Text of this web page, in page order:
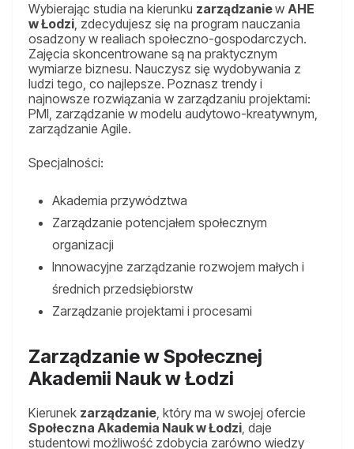
Wybierając studia na kierunku zarządzaniew AHE
w Łodzi, zdecydujesz się na program nauczania
osadzony w realiach społeczno-gospodarczych.
Zajęcia skoncentrowane są na praktycznym
wymiarze biznesu. Nauczysz się wydobywania z
ludzi tego, co najlepsze. Poznasz trendy i
najnowsze rozwiązania w zarządzaniu projektami:
PMI, zarządzanie w modelu audytowo-kreatywnym,
zarządzanie Agile.
Specjalności:
Akademia przywództwa
Zarządzanie potencjałem społecznym
organizacji
Innowacyjne zarządzanie rozwojem małych i
średnich przedsiębiorstw
Zarządzanie projektami i procesami
Zarządzanie w Społecznej
Akademii Nauk w Łodzi
Kierunek zarządzanie, który ma w swojej ofercie
Społeczna Akademia Nauk w Łodzi, daje
studentowi możliwość zdobycia zarówno wiedzy